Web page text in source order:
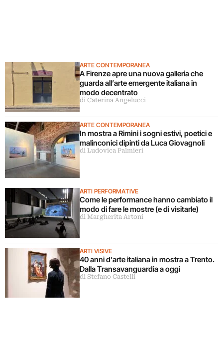
ARTE CONTEMPORANEA
A Firenze apre una nuova galleria che
guarda all’arte emergente italiana in
modo decentrato
di Caterina Angelucci
ARTE CONTEMPORANEA
In mostra a Rimini i sogni estivi, poetici e
malinconici dipinti da Luca Giovagnoli
di Ludovica Palmieri
ARTI PERFORMATIVE
Come le performance hanno cambiato il
modo di fare le mostre (e di visitarle)
di Margherita Artoni
ARTI VISIVE
40 anni d’arte italiana in mostra a Trento.
Dalla Transavanguardia a oggi
di Stefano Castelli